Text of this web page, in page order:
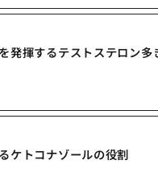
発揮するテストステロン多
ケトコナゾールの役割